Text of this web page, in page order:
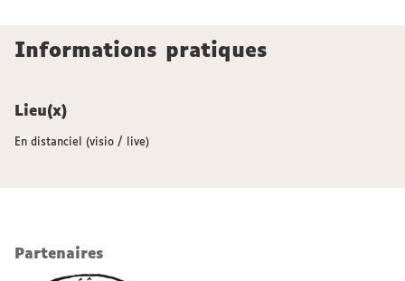
Informations pratiques
Lieu(x)
En distanciel (visio / live)
Partenaires